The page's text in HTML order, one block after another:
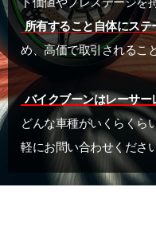
ド価値やプレステージを
所有すること自体にステ
め、高価で取引されるこ
バイクブーンはレーサ
どんな車種がいくらくら
軽にお問い合わせください